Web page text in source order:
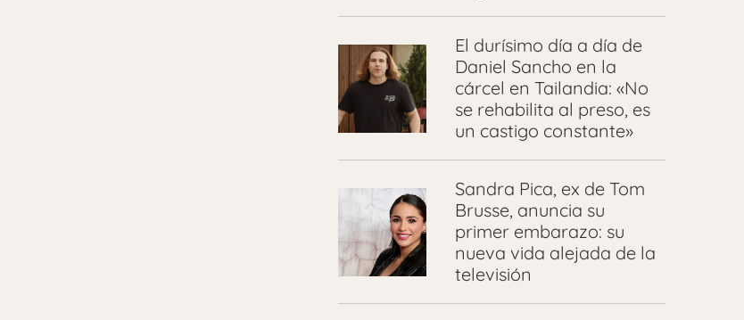
El durísimo día a día de
Daniel Sancho en la
cárcel en Tailandia: «No
se rehabilita al preso, es
un castigo constante»
Sandra Pica, ex de Tom
Brusse, anuncia su
primer embarazo: su
nueva vida alejada de la
televisión